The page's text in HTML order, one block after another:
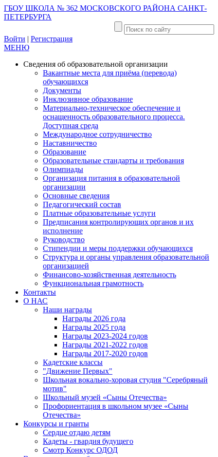
ГБОУ ШКОЛА № 362 МОСКОВСКОГО РАЙОНА САНКТ-
ПЕТЕРБУРГА
Войти | Регистрация
МЕНЮ
Сведения об образовательной организации
Вакантные места для приёма (перевода)
обучающихся
Документы
Инклюзивное образование
Материально-техническое обеспечение и
оснащенность образовательного процесса.
Доступная среда
Международное сотрудничество
Наставничество
Образование
Образовательные стандарты и требования
Олимпиады
Организация питания в образовательной
организации
Основные сведения
Педагогический состав
Платные образовательные услуги
Предписания контролирующих органов и их
исполнение
Руководство
Стипендии и меры поддержки обучающихся
Структура и органы управления образовательной
организацией
Финансово-хозяйственная деятельность
Функциональная грамотность
Контакты
О НАС
Наши награды
Награды 2026 года
Награды 2025 года
Награды 2023-2024 годов
Награды 2021-2022 годов
Награды 2017-2020 годов
Кадетские классы
"Движение Первых"
Школьная вокально-хоровая студия "Серебряный
мотив"
Школьный музей «Сыны Отечества»
Профориентация в школьном музее «Сыны
Отечества»
Конкурсы и гранты
Сердце отдаю детям
Кадеты - гвардия будущего
Смотр Конкурс ОДОД